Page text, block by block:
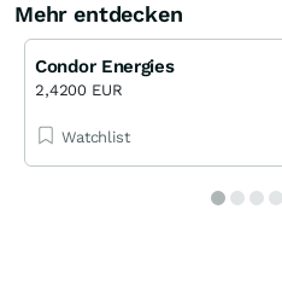
Mehr entdecken
Condor Energies
2,4200 EUR
Watchlist